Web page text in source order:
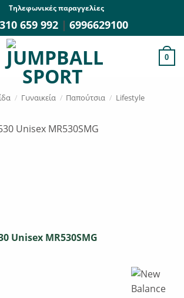
Τηλεφωνικές παραγγελίες
659 992 | 6996629100
0
/ Γυναικεία / Παπούτσια / Lifestyle
Unisex MR530SMG